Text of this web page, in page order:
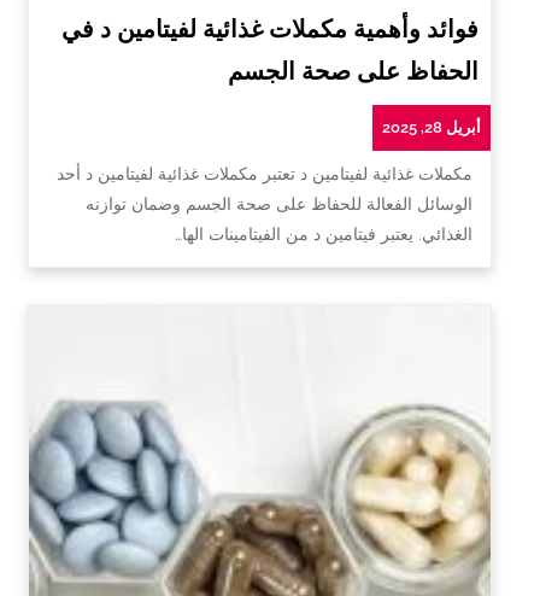
فوائد وأهمية مكملات غذائية لفيتامين د في
الحفاظ على صحة الجسم
أبريل 28, 2025
مكملات غذائية لفيتامين د تعتبر مكملات غذائية لفيتامين د أحد
الوسائل الفعالة للحفاظ على صحة الجسم وضمان توازنه
الغذائي. يعتبر فيتامين د من الفيتامينات الها…